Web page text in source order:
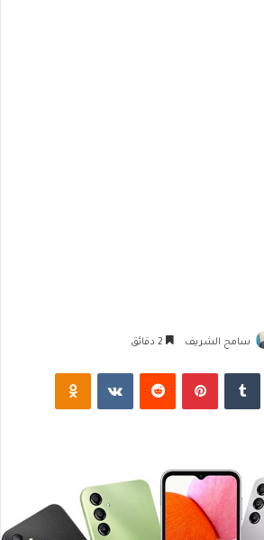
سامح الشريف
لينكدإن بينتيريست